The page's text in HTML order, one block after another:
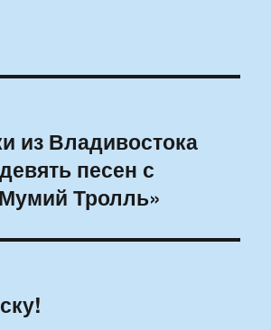
из Владивостока
песен с
Тролль»